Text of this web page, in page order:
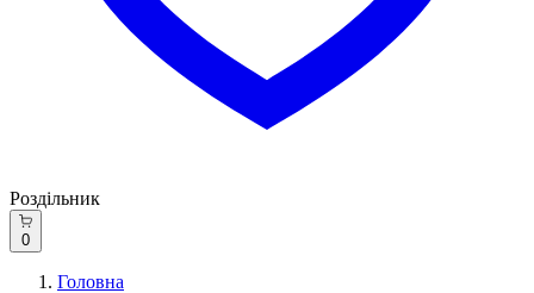
Роздільник
0
Головна